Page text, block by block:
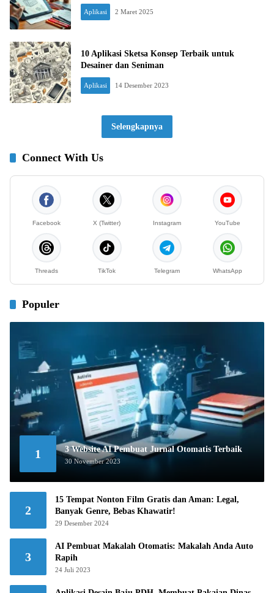
Aplikasi 2 Maret 2025
10 Aplikasi Sketsa Konsep Terbaik untuk
Desainer dan Seniman
Aplikasi 14 Desember 2023
Selengkapnya
Connect With Us
Facebook X (Twitter) Instagram YouTube
Threads TikTok Telegram WhatsApp
Populer
1 3 Website AI Pembuat Jurnal Otomatis Terbaik
30 November 2023
2
15 Tempat Nonton Film Gratis dan Aman: Legal,
Banyak Genre, Bebas Khawatir!
29 Desember 2024
3
AI Pembuat Makalah Otomatis: Makalah Anda Auto
Rapih
24 Juli 2023